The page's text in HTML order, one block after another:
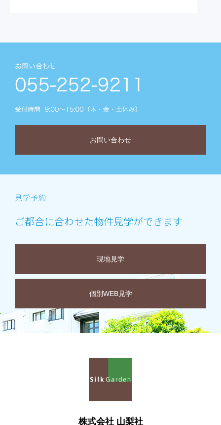
お問い合わせ
ご都合に合わせた物件見学ができます
現地見学
個別WEB見学
株式会社 山梨社